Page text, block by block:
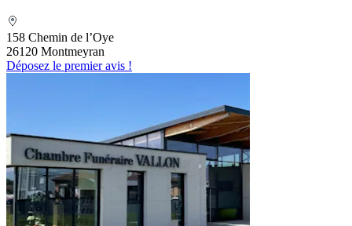
158 Chemin de l’Oye
26120 Montmeyran
Déposez le premier avis !